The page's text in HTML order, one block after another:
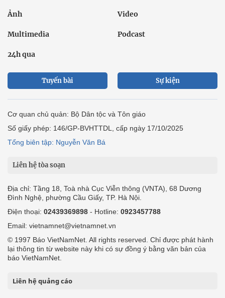
Ảnh Video
Multimedia Podcast
24h qua
Tuyến bài Sự kiện
Cơ quan chủ quản: Bộ Dân tộc và Tôn giáo
Số giấy phép: 146/GP-BVHTTDL, cấp ngày 17/10/2025
Tổng biên tập: Nguyễn Văn Bá
Liên hệ tòa soạn
Địa chỉ: Tầng 18, Toà nhà Cục Viễn thông (VNTA), 68 Dương
Đình Nghệ, phường Cầu Giấy, TP. Hà Nội.
Điện thoại: 02439369898 - Hotline: 0923457788
Email: vietnamnet@vietnamnet.vn
© 1997 Báo VietNamNet. All rights reserved. Chỉ được phát hành
lại thông tin từ website này khi có sự đồng ý bằng văn bản của
báo VietNamNet.
Liên hệ quảng cáo